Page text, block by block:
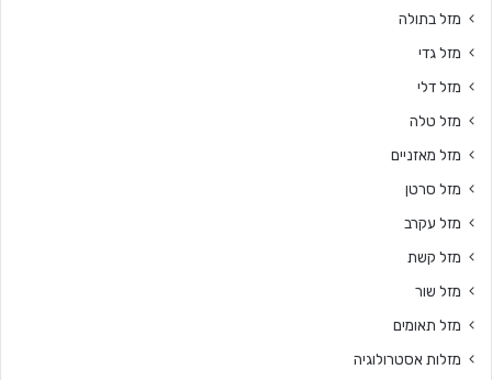
מזל בתולה
מזל גדי
מזל דלי
מזל טלה
מזל מאזניים
מזל סרטן
מזל עקרב
מזל קשת
מזל שור
מזל תאומים
מזלות אסטרולוגיה